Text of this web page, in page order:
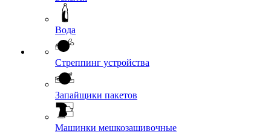
Вода
Стреппинг устройства
Запайщики пакетов
Машинки мешкозашивочные